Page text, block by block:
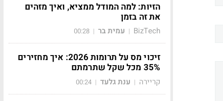
הזיות: למה המודל ממציא, ואיך מזהים
את זה בזמן
BizTech
| עמית בר |
00:28
זיכוי מס על תרומות 2026: איך מחזירים
35% מכל שקל שתרמתם
קריירה | ענת גלעד |
00:24